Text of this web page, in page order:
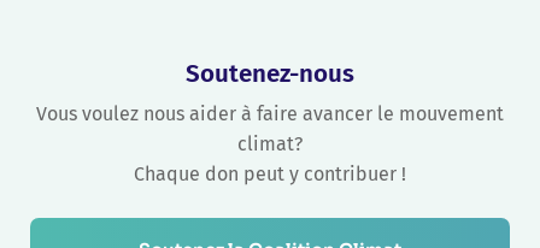
Soutenez-nous
Vous voulez nous aider à faire avancer le mouvement
climat?
Chaque don peut y contribuer !